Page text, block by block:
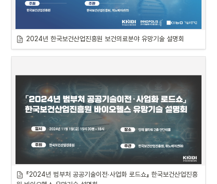
2024년 한국보건산업진흥원 보건의료분야 유망기술 설명회
『2024년 범부처 공공기술이전∙사업화 로드쇼』 한국보건산업진흥